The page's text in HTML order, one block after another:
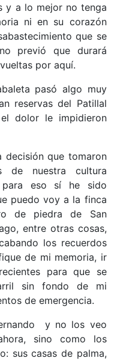
y a lo mejor no tenga
ni en su corazón
que se
previó que durará
por aquí.
pasó algo muy
reservas del Patillal
dolor le impidieron
decisión que tomaron
de nuestra cultura
para eso sí he sido
puedo voy a la finca
de piedra de San
entre otras cosas,
los recuerdos
de mi memoria, ir
para que se
sin fondo de mi
de emergencia.
y no los veo
sino como los
sus casas de palma,